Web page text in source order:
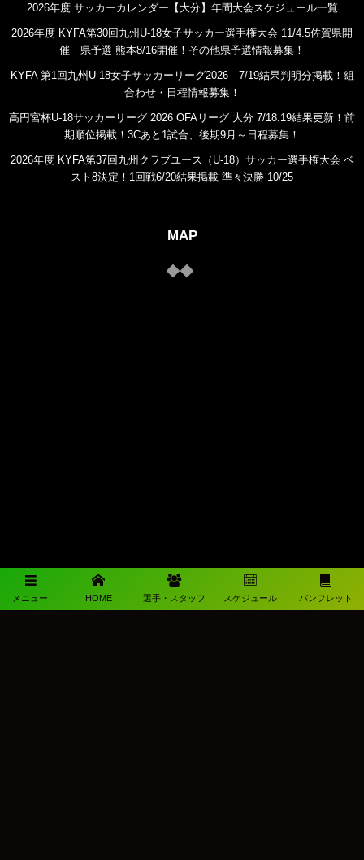
メニュー HOME 選手・スタッフ スケジュール パンフレット
2026年度 サッカーカレンダー【大分】年間大会スケジュール一覧
2026年度 KYFA第30回九州U-18女子サッカー選手権大会 11/4.5佐賀県開
催 県予選 熊本8/16開催！その他県予選情報募集！
KYFA 第1回九州U-18女子サッカーリーグ2026 7/19結果判明分掲載！組
合わせ・日程情報募集！
高円宮杯U-18サッカーリーグ 2026 OFAリーグ 大分 7/18.19結果更新！前
期順位掲載！3Cあと1試合、後期9月～日程募集！
2026年度 KYFA第37回九州クラブユース（U-18）サッカー選手権大会 ベ
スト8決定！1回戦6/20結果掲載 準々決勝 10/25
MAP